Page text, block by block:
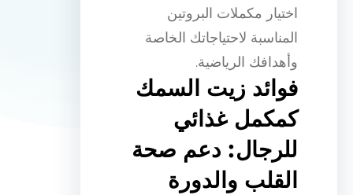
اختيار مكملات البروتين
المناسبة لاحتياجاتك الخاصة
وأهدافك الرياضية.
فوائد زيت السمك
كمكمل غذائي
للرجال: دعم صحة
القلب والدورة